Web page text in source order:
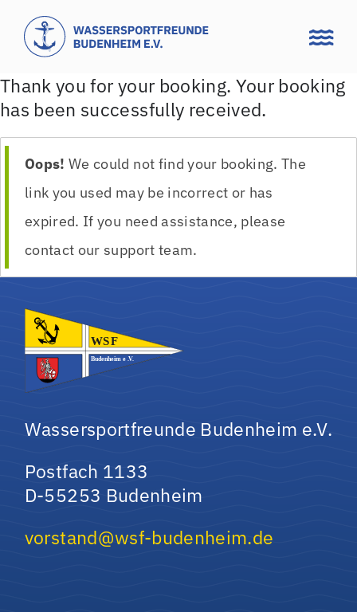
Zum
Inhalt
springen
Thank you for your booking. Your booking
has been successfully received.
Oops! We could not find your booking. The
link you used may be incorrect or has
expired. If you need assistance, please
contact our support team.
Wassersportfreunde Budenheim e.V.
Postfach 1133
D-55253 Budenheim
vorstand@wsf-budenheim.de